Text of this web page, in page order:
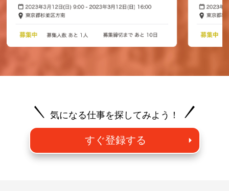
気になる仕事を探してみよう！
すぐ登録する